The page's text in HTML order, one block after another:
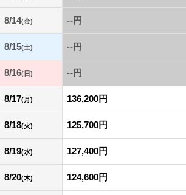
8/14(金) --円
8/15(土) --円
8/16(日) --円
8/17(月) 136,200円
8/18(火) 125,700円
8/19(水) 127,400円
8/20(木) 124,600円